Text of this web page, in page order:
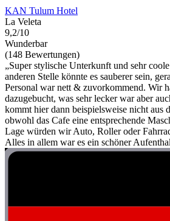
KAN Tulum Hotel
La Veleta
9,2/10
Wunderbar
(148 Bewertungen)
„Super stylische Unterkunft und sehr
anderen Stelle könnte es sauberer sein,
Personal war nett & zuvorkommend. Wir
dazugebucht, was sehr lecker war aber
kommt hier dann beispielsweise nicht aus
obwohl das Cafe eine entsprechende
Lage würden wir Auto, Roller oder
Alles in allem war es ein schöner